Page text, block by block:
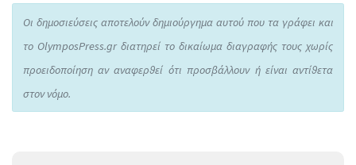
Οι δημοσιεύσεις αποτελούν δημιούργημα αυτού που τα γράφει και
το OlymposPress.gr διατηρεί το δικαίωμα διαγραφής τους χωρίς
προειδοποίηση αν αναφερθεί ότι προσβάλλουν ή είναι αντίθετα
στον νόμο.